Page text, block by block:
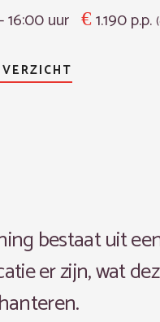
16:00 uur 1.190 p.p.
bestaat uit
er zijn, wat